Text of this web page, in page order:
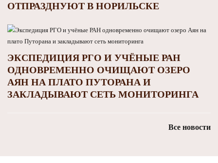
ОТПРАЗДНУЮТ В НОРИЛЬСКЕ
ЭКСПЕДИЦИЯ РГО И УЧЁНЫЕ РАН
ОДНОВРЕМЕННО ОЧИЩАЮТ ОЗЕРО
АЯН НА ПЛАТО ПУТОРАНА И
ЗАКЛАДЫВАЮТ СЕТЬ МОНИТОРИНГА
Все новости